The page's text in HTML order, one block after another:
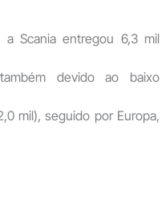
Scania entregou 6,3 mil
devido ao baixo
mil), seguido por Europa,